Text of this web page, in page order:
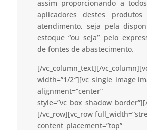
assim proporcionando a
aplicadores destes
atendimento, seja pela
estoque “ou seja” pelo
de fontes de abastecimento.
[/vc_column_text][/
width=”1/2″][vc_single_image
alignment=”center”
[/vc_row][vc_row
content_placement=”top”